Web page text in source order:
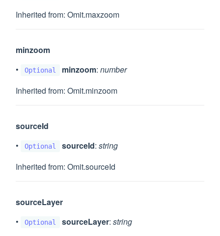
Inherited from: Omit.maxzoom
minzoom
•
Optional minzoom: number
Inherited from: Omit.minzoom
sourceId
•
Optional sourceId: string
Inherited from: Omit.sourceId
sourceLayer
•
Optional sourceLayer: string